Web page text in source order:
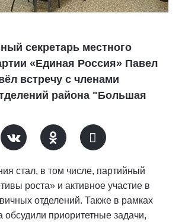
секретарь местного
«Единая Россия» Павел
встречу с членами
района "Большая
стал, в том числе, партийный
роста» и активное участие в
отделений. Также в рамках
обсудили приоритетные задачи,